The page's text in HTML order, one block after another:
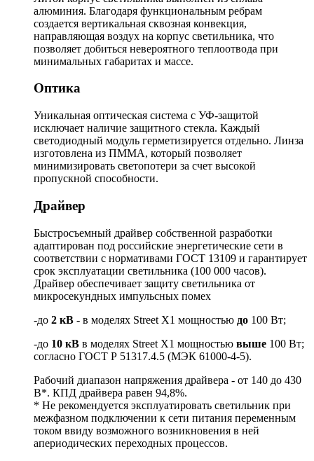
алюминия. Благодаря функциональным ребрам
создается вертикальная сквозная конвекция,
направляющая воздух на корпус светильника, что
позволяет добиться невероятного теплоотвода при
минимальных габаритах и массе.
Оптика
Уникальная оптическая система с УФ-защитой
исключает наличие защитного стекла. Каждый
светодиодный модуль герметизируется отдельно. Линза
изготовлена из ПММА, который позволяет
минимизировать светопотери за счет высокой
пропускной способности.
Драйвер
Быстросъемный драйвер собственной разработки
адаптирован под российские энергетические сети в
соответствии с нормативами ГОСТ 13109 и гарантирует
срок эксплуатации светильника (100 000 часов).
Драйвер обеспечивает защиту светильника от
микросекундных импульсных помех
-до 2 кВ - в моделях Street X1 мощностью до 100 Вт;
-до 10 кВ в моделях Street X1 мощностью выше 100 Вт;
согласно ГОСТ Р 51317.4.5 (МЭК 61000-4-5).
Рабочий диапазон напряжения драйвера - от 140 до 430
В*. КПД драйвера равен 94,8%.
* Не рекомендуется эксплуатировать светильник при
межфазном подключении к сети питания переменным
током ввиду возможного возникновения в ней
апериодических переходных процессов.